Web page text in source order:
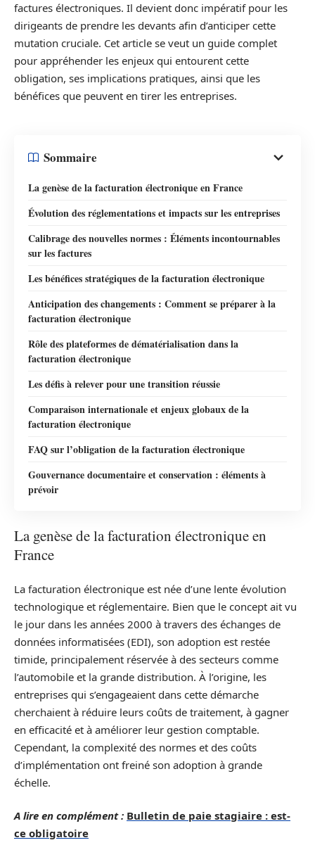
factures électroniques. Il devient donc impératif pour les
dirigeants de prendre les devants afin d’anticiper cette
mutation cruciale. Cet article se veut un guide complet
pour appréhender les enjeux qui entourent cette
obligation, ses implications pratiques, ainsi que les
bénéfices que peuvent en tirer les entreprises.
Sommaire
La genèse de la facturation électronique en France
Évolution des réglementations et impacts sur les entreprises
Calibrage des nouvelles normes : Éléments incontournables
sur les factures
Les bénéfices stratégiques de la facturation électronique
Anticipation des changements : Comment se préparer à la
facturation électronique
Rôle des plateformes de dématérialisation dans la
facturation électronique
Les défis à relever pour une transition réussie
Comparaison internationale et enjeux globaux de la
facturation électronique
FAQ sur l’obligation de la facturation électronique
Gouvernance documentaire et conservation : éléments à
prévoir
La genèse de la facturation électronique en
France
La facturation électronique est née d’une lente évolution
technologique et réglementaire. Bien que le concept ait vu
le jour dans les années 2000 à travers des échanges de
données informatisées (EDI), son adoption est restée
timide, principalement réservée à des secteurs comme
l’automobile et la grande distribution. À l’origine, les
entreprises qui s’engageaient dans cette démarche
cherchaient à réduire leurs coûts de traitement, à gagner
en efficacité et à améliorer leur gestion comptable.
Cependant, la complexité des normes et des coûts
d’implémentation ont freiné son adoption à grande
échelle.
A lire en complément : Bulletin de paie stagiaire : est-
ce obligatoire